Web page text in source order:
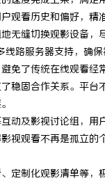
观看历史和偏好，精
无缝切换观影设备，
路服务器支持，确
免了传统在线观看经
稳固合作关系。平台
动及影视讨论组，用
视观看不再是孤立的
定制化观影清单等，